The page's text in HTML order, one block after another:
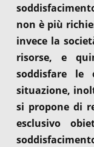
non è più
invece la
risorse, e
soddisfare le
situazione,
si propone di
esclusivo